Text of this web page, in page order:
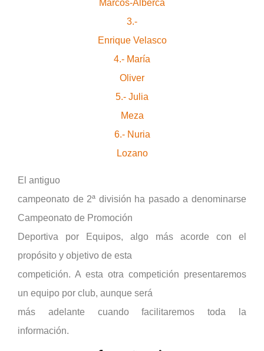
Marcos-Alberca
3.-
Enrique Velasco
4.- María
Oliver
5.- Julia
Meza
6.- Nuria
Lozano
El antiguo
campeonato de 2ª división ha pasado a denominarse
Campeonato de Promoción
Deportiva por Equipos, algo más acorde con el
propósito y objetivo de esta
competición. A esta otra competición presentaremos
un equipo por club, aunque será
más adelante cuando facilitaremos toda la
información.